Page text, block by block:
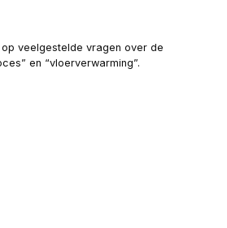
veelgestelde vragen over de
en “vloerverwarming”.